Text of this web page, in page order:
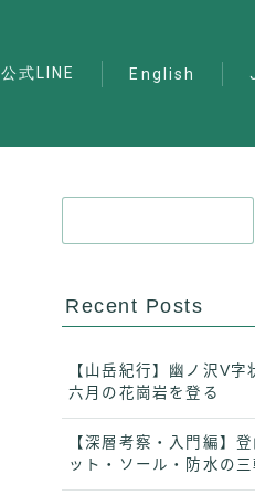
公式LINE English
Recent Posts
【山岳紀行】幽ノ沢V
六月の花崗岩を登る
【深層考察・入門編】
ット・ソール・防水の